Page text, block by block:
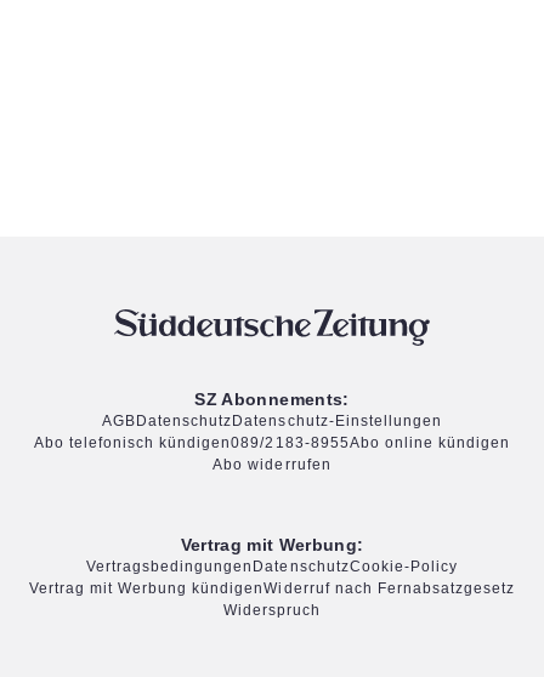
SZ Abonnements:
AGB Datenschutz Datenschutz-Einstellungen
Abo telefonisch kündigen089/2183-8955Abo online kündigen
Abo widerrufen
Vertrag mit Werbung:
Vertragsbedingungen DatenschutzCookie-Policy
Vertrag mit Werbung kündigenWiderruf nach Fernabsatzgesetz
Widerspruch